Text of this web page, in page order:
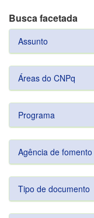
Busca facetada
Assunto
Áreas do CNPq
Programa
Agência de fomento
Tipo de documento